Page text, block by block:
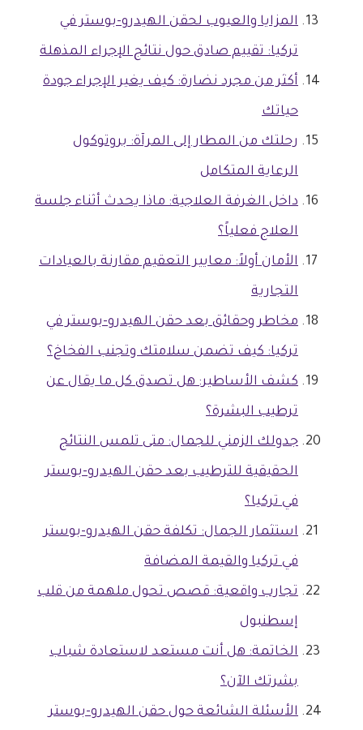
المزايا والعيوب لحقن الهيدرو-بوستر في
تركيا: تقييم صادق حول نتائج الإجراء المذهلة
أكثر من مجرد نضارة: كيف يغير الإجراء جودة
حياتك
رحلتك من المطار إلى المرآة: بروتوكول
الرعاية المتكامل
داخل الغرفة العلاجية: ماذا يحدث أثناء جلسة
العلاج فعلياً؟
الأمان أولاً: معايير التعقيم مقارنة بالعيادات
التجارية
مخاطر وحقائق بعد حقن الهيدرو-بوستر في
تركيا: كيف تضمن سلامتك وتجنب الفخاخ؟
كشف الأساطير: هل تصدق كل ما يقال عن
ترطيب البشرة؟
جدولك الزمني للجمال: متى تلمس النتائج
الحقيقية للترطيب بعد حقن الهيدرو-بوستر
في تركيا؟
استثمار الجمال: تكلفة حقن الهيدرو-بوستر
في تركيا والقيمة المضافة
تجارب واقعية: قصص تحول ملهمة من قلب
إسطنبول
الخاتمة: هل أنت مستعد لاستعادة شباب
بشرتك الآن؟
الأسئلة الشائعة حول حقن الهيدرو-بوستر